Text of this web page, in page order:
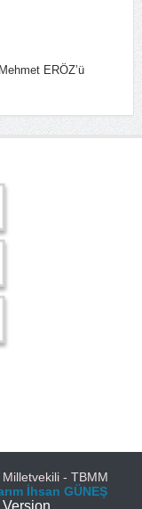
ERÖZ’ü
- TBMM
İhsan GÜNEŞ